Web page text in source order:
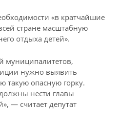
«в кратчайшие
стране масштабную
отдыха детей».
муниципалитетов,
нужно выявить
такую опасную горку.
нести главы
— считает депутат